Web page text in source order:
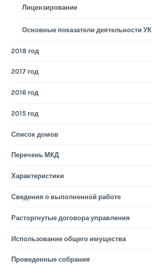
Лицензирование
Основные показатели деятельности УК
2018 год
2017 год
2016 год
2015 год
Список домов
Перечень МКД
Характеристики
Сведения о выполненной работе
Расторгнутые договора управления
Использование общего имущества
Проведенные собрания